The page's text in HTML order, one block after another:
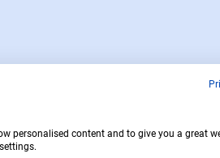
personalised content and to give you a great